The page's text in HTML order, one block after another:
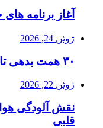
آغاز برنامه
ژوئن 24, 2026
۳۰ همت بدهی تامین اجتماعی به وزارت بهداشت
ژوئن 22, 2026
نقش آلودگی
قلبی